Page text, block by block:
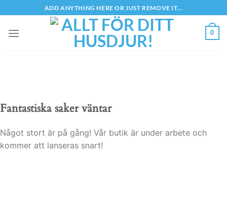
to
content
ADD ANYTHING HERE OR JUST REMOVE IT...
0
Fantastiska saker väntar
Något stort är på gång! Vår butik är under arbete och
kommer att lanseras snart!